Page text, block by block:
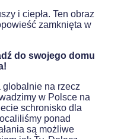
i ciepła. Ten obraz
zamknięta w
do swojego domu
globalnie na rzecz
w Polsce na
schronisko dla
ponad
są możliwe